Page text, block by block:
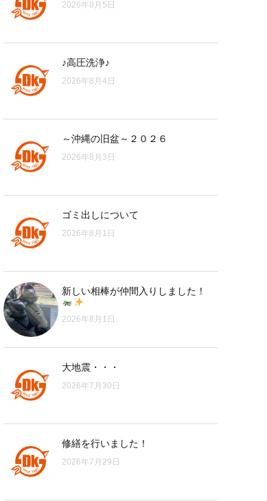
2026年8月5日
♪高圧洗浄♪
2026年8月4日
～沖縄の旧盆～２０２６
2026年8月3日
ゴミ出しについて
2026年8月1日
新しい相棒が仲間入りしました！
2026年8月1日
大地震・・・
2026年7月30日
修繕を行いました！
2026年7月29日